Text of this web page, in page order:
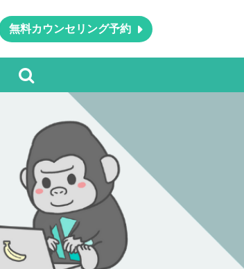
無料カウンセリング予約